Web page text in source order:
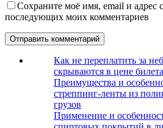
Сохраните моё имя, email и адрес
последующих моих комментариев
Как не переплатить за
скрываются в цене билета
Преимущества и
стреппинг-ленты из
грузов
Применение и